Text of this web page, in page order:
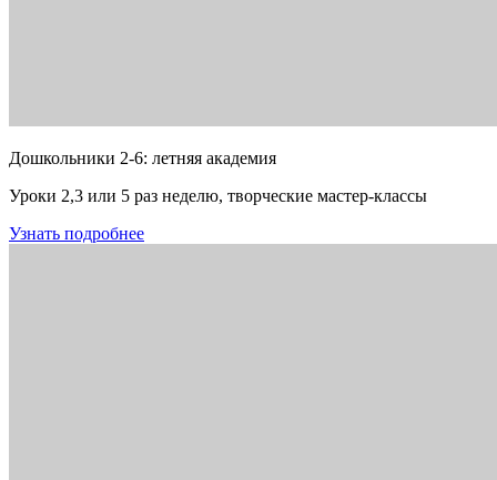
Дошкольники 2-6: летняя академия
Уроки 2,3 или 5 раз неделю, творческие мастер-классы
Узнать подробнее